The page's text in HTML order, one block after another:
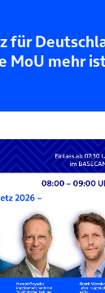
für
MoU mehr